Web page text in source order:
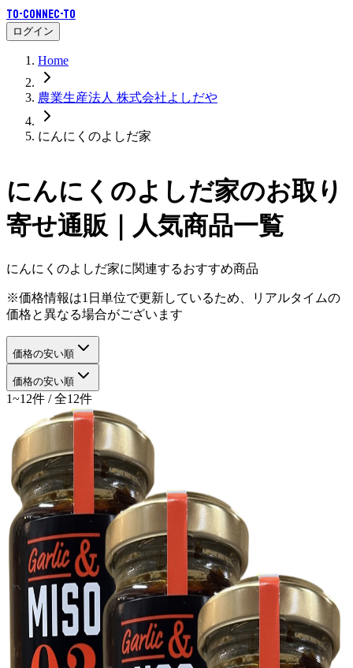
To-Connec-TO
ログイン
Home
農業生産法人 株式会社よしだや
にんにくのよしだ家
にんにくのよしだ家のお取り
寄せ通販｜人気商品一覧
にんにくのよしだ家に関連するおすすめ商品
※価格情報は1日単位で更新しているため、リアルタイムの
価格と異なる場合がございます
価格の安い順
価格の安い順
1~12件 / 全12件